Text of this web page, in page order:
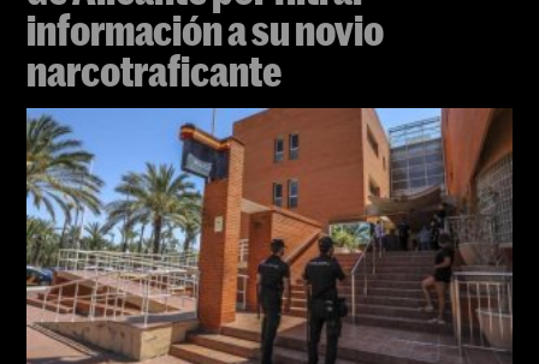
información a su novio
narcotraficante